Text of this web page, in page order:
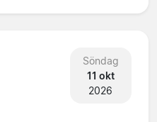
Söndag
11 okt
2026